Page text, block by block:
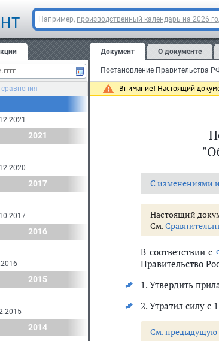
Например, производственный календарь на 2026
2021
2017
2016
2015
2014
Документ О документе
Внимание! Настоящий
С изменениями
Настоящий
См.
В соответствии с
Правительство
1. Утвердить
2. Утратил силу с
См. предыдущую